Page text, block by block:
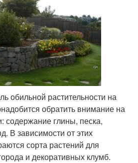
обильной растительности на
обратить внимание на
содержание глины, песка,
В зависимости от этих
сорта растений для
и декоративных клумб.